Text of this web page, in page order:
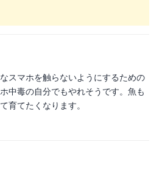
スマホを触らないようにするための
中毒の自分でもやれそうです。魚も
育てたくなります。